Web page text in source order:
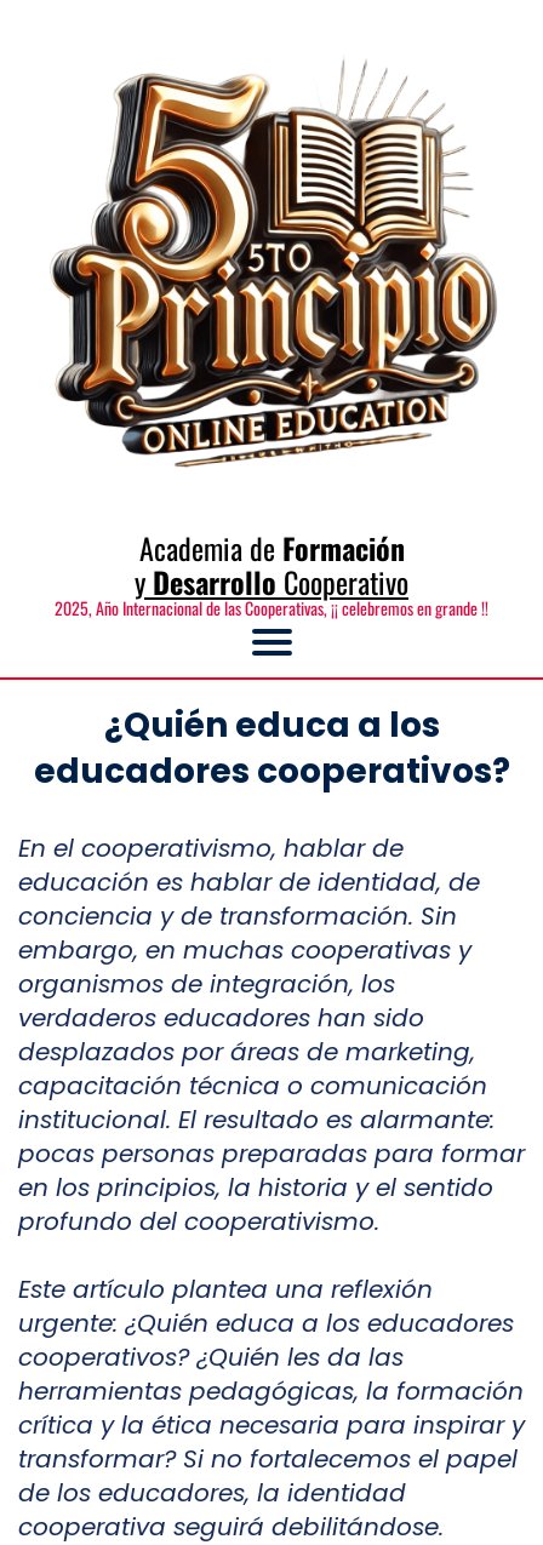
Academia de Formación
yDesarrollo Cooperativo
2025, Año Internacional de las Cooperativas, ¡¡ celebremos en grande !!
¿Quién educa a los
educadores cooperativos?
En el cooperativismo, hablar de
educación es hablar de identidad, de
conciencia y de transformación. Sin
embargo, en muchas cooperativas y
organismos de integración, los
verdaderos educadores han sido
desplazados por áreas de marketing,
capacitación técnica o comunicación
institucional. El resultado es alarmante:
pocas personas preparadas para formar
en los principios, la historia y el sentido
profundo del cooperativismo.
Este artículo plantea una reflexión
urgente: ¿Quién educa a los educadores
cooperativos? ¿Quién les da las
herramientas pedagógicas, la formación
crítica y la ética necesaria para inspirar y
transformar? Si no fortalecemos el papel
de los educadores, la identidad
cooperativa seguirá debilitándose.